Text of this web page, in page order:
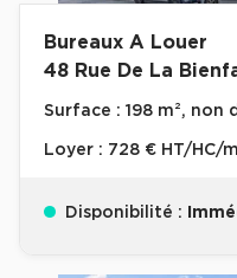
Bureaux A Louer
48 Rue De La
Surface : 198 m², non
Loyer : 728 € HT/HC/
Disponibilité :